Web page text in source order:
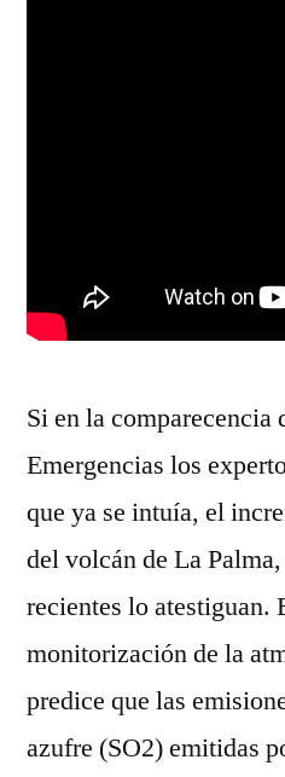
Si en la comparecencia
Emergencias los
que ya se intuía, el
del volcán de La
recientes lo atestiguan.
monitorización de la
predice que las
azufre (SO2) emitidas